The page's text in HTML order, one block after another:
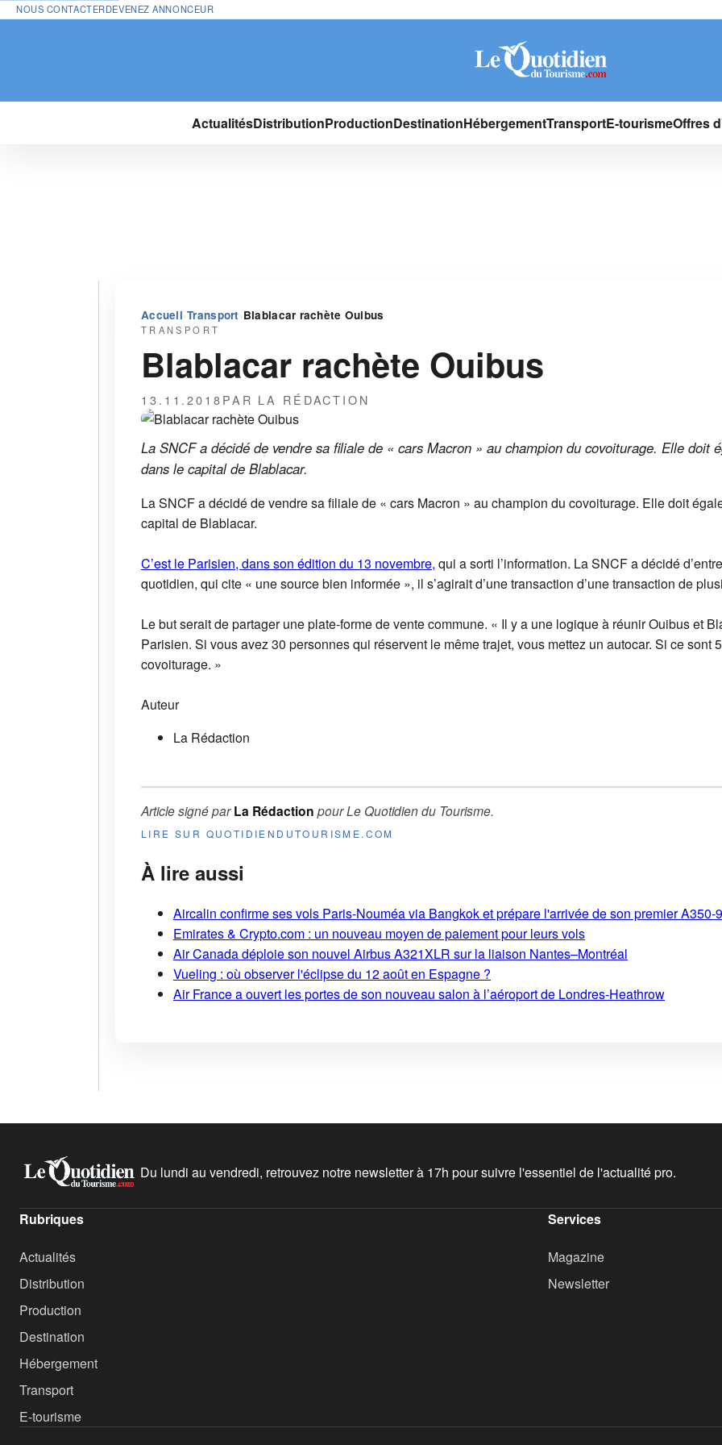
NOUS CONTACTERDEVENEZ ANNONCEUR
ActualitésDistributionProductionDestinationHébergementTransportE-tourismeOffres
Accueil›Transport ›Blablacar rachète Ouibus
TRANSPORT
Blablacar rachète Ouibus
13.11.2018PAR LA RÉDACTION
La SNCF a décidé de vendre sa filiale de « cars Macron » au champion du covoiturage. Elle doit
dans le capital de Blablacar.
La SNCF a décidé de vendre sa filiale de « cars Macron » au champion du covoiturage. Elle doit
capital de Blablacar.
C’est le Parisien, dans son édition du 13 novembre, qui a sorti l’information. La SNCF a décidé
quotidien, qui cite « une source bien informée », il s’agirait d’une transaction d’une transaction de
Le but serait de partager une plate-forme de vente commune. « Il y a une logique à réunir Ouibus et
Parisien. Si vous avez 30 personnes qui réservent le même trajet, vous mettez un autocar. Si ce sont
covoiturage. »
Auteur
La Rédaction
Article signé parLa Rédaction pourLe Quotidien du Tourisme.
LIRE SUR QUOTIDIENDUTOURISME.COM
À lire aussi
Aircalin confirme ses vols Paris-Nouméa via Bangkok et prépare l'arrivée de son premier A350-
Emirates & Crypto.com : un nouveau moyen de paiement pour leurs vols
Air Canada déploie son nouvel Airbus A321XLR sur la liaison Nantes–Montréal
Vueling : où observer l'éclipse du 12 août en Espagne ?
Air France a ouvert les portes de son nouveau salon à l’aéroport de Londres-Heathrow
Du lundi au vendredi, retrouvez notre newsletter à 17h pour suivre l'essentiel de l'actualité pro.
Rubriques
Actualités
Distribution
Production
Destination
Hébergement
Transport
E-tourisme
Services
Magazine
Newsletter